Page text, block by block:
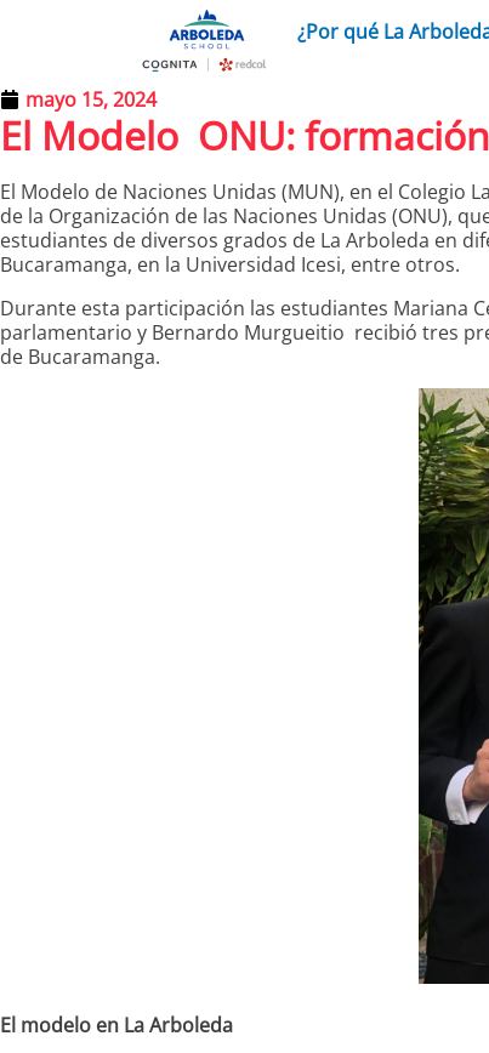
¿Por qué La
mayo 15, 2024
El Modelo ONU:
El Modelo de Naciones Unidas (MUN), en el
de la Organización de las Naciones Unidas (ONU),
estudiantes de diversos grados de La Arboleda en
Bucaramanga, en la Universidad Icesi, entre otros.
Durante esta participación las estudiantes Mariana
parlamentario y Bernardo Murgueitio recibió tres
de Bucaramanga.
El modelo en La Arboleda